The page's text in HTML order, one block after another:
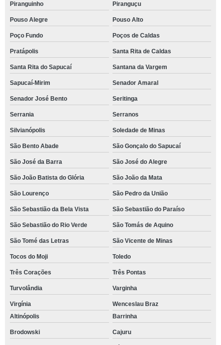
Piranguinho Piranguçu
Pouso Alegre Pouso Alto
Poço Fundo Poços de Caldas
Pratápolis Santa Rita de Caldas
Santa Rita do Sapucaí Santana da Vargem
Sapucaí-Mirim Senador Amaral
Senador José Bento Seritinga
Serrania Serranos
Silvianópolis Soledade de Minas
São Bento Abade São Gonçalo do Sapucaí
São José da Barra São José do Alegre
São João Batista do Glória São João da Mata
São Lourenço São Pedro da União
São Sebastião da Bela Vista São Sebastião do Paraíso
São Sebastião do Rio Verde São Tomás de Aquino
São Tomé das Letras São Vicente de Minas
Tocos do Moji Toledo
Três Corações Três Pontas
Turvolândia Varginha
Virgínia
Wenceslau Braz
Altinópolis
Barrinha
Brodowski Cajuru